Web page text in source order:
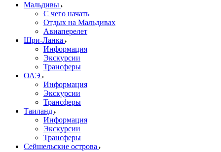
Мальдивы
С чего начать
Отдых на Мальдивах
Авиаперелет
Шри-Ланка
Информация
Экскурсии
Трансферы
ОАЭ
Информация
Экскурсии
Трансферы
Таиланд
Информация
Экскурсии
Трансферы
Сейшельские острова